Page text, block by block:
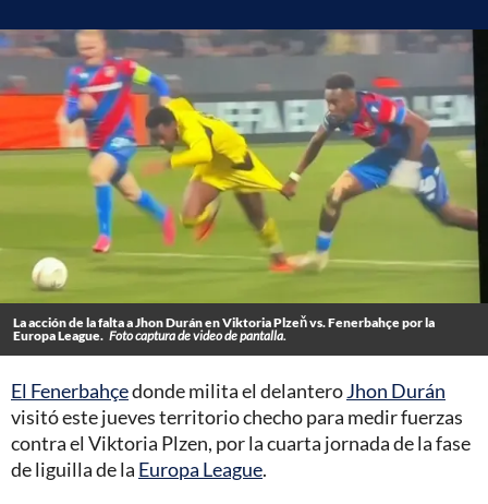
La acción de la falta a Jhon Durán en Viktoria Plzeň vs. Fenerbahçe por la
Europa League. Foto captura de video de pantalla.
El Fenerbahçedonde milita el delanteroJhon Durán
visitó este jueves territorio checho para medir fuerzas
contra el Viktoria Plzen, por la cuarta jornada de la fase
de liguilla de la Europa League.